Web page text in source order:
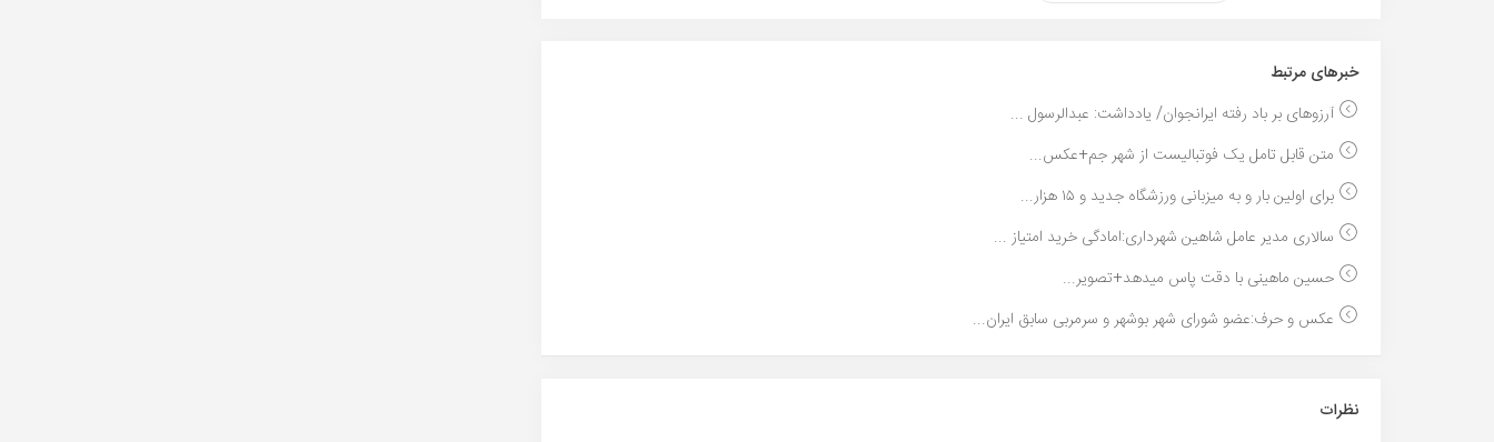
خبر‌های مرتبط
آرزوهای بر باد رفته ایرانجوان/ یادداشت: عبدالرسول ...
متن قابل تامل یک فوتبالیست از شهر جم+عکس...
برای اولین بار و به میزبانی ورزشگاه جدید و ۱۵ هزار...
سالاری مدیر عامل شاهین شهرداری:امادگی خرید امتیاز ...
حسین ماهینی با دقت پاس میدهد+تصویر...
عکس و حرف:عضو شورای شهر بوشهر و سرمربی سابق ایران...
نظرات